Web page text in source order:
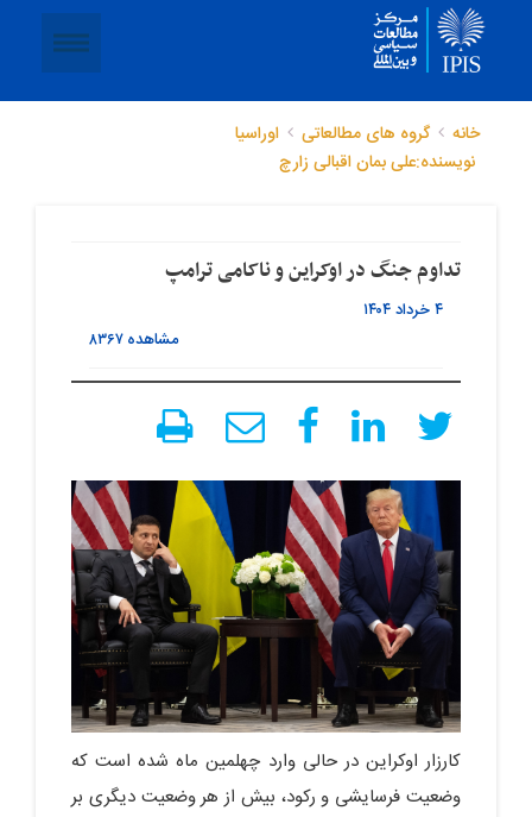
خانه گروه های مطالعاتی
اوراسیا
نویسنده:علی بمان اقبالی زارچ
تداوم جنگ در اوکراین و ناکامی ترامپ
۴ خرداد ۱۴۰۴
مشاهده۸۳۶۷
کارزار اوکراین در حالی وارد چهلمین ماه شده است که
وضعیت فرسایشی و رکود، بیش از هر وضعیت دیگری بر